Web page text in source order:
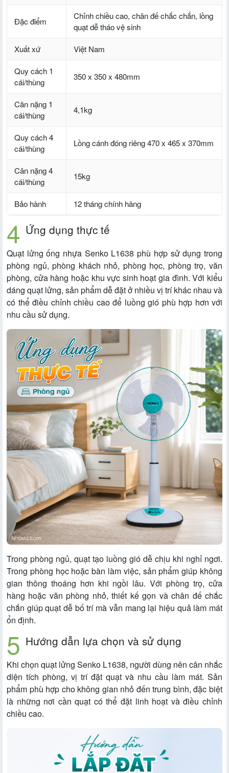
Đặc điểm
Chỉnh chiều cao, chân đế chắc chắn, lồng
quạt dễ tháo vệ sinh
Xuất xứ Việt Nam
Quy cách 1
cái/thùng
350 x 350 x 480mm
Cân nặng 1
cái/thùng
4,1kg
Quy cách 4
cái/thùng
Lồng cánh đóng riêng 470 x 465 x 370mm
Cân nặng 4
cái/thùng
15kg
Bảo hành 12 tháng chính hãng
Ứng dụng thực tế
Quạt lửng ống nhựa Senko L1638 phù hợp sử dụng trong
phòng ngủ, phòng khách nhỏ, phòng học, phòng trọ, văn
phòng, cửa hàng hoặc khu vực sinh hoạt gia đình. Với kiểu
dáng quạt lửng, sản phẩm dễ đặt ở nhiều vị trí khác nhau và
có thể điều chỉnh chiều cao để luồng gió phù hợp hơn với
nhu cầu sử dụng.
Trong phòng ngủ, quạt tạo luồng gió dễ chịu khi nghỉ ngơi.
Trong phòng học hoặc bàn làm việc, sản phẩm giúp không
gian thông thoáng hơn khi ngồi lâu. Với phòng trọ, cửa
hàng hoặc văn phòng nhỏ, thiết kế gọn và chân đế chắc
chắn giúp quạt dễ bố trí mà vẫn mang lại hiệu quả làm mát
ổn định.
Hướng dẫn lựa chọn và sử dụng
Khi chọn quạt lửng Senko L1638, người dùng nên cân nhắc
diện tích phòng, vị trí đặt quạt và nhu cầu làm mát. Sản
phẩm phù hợp cho không gian nhỏ đến trung bình, đặc biệt
là những nơi cần quạt có thể đặt linh hoạt và điều chỉnh
chiều cao.